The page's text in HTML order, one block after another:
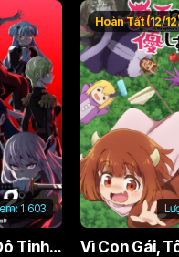
Phoenix
1.603
Nô Lệ Của Ma Đô Tinh Binh (Phần 2)
Hoàn Tất (12/